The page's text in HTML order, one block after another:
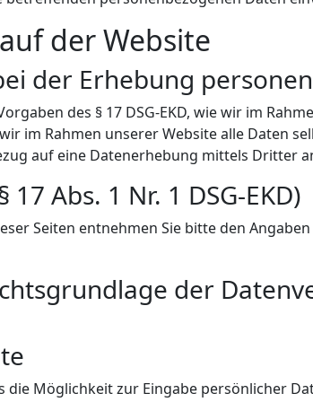
der Website
der Erhebung
des § 17 DSG-EKD, wie wir im
im Rahmen unserer Website alle Daten
auf eine Datenerhebung mittels Dritter
Abs. 1 Nr. 1 DSG-EKD)
Seiten entnehmen Sie bitte den
der
Möglichkeit zur Eingabe persönlicher